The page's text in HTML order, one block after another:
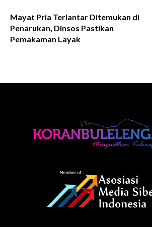
Mayat Pria Terlantar Ditemukan di
Penarukan, Dinsos Pastikan
Pemakaman Layak